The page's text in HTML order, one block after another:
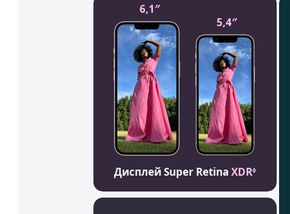
6,1″
5,4″
Дисплей Super Retina XDR◊